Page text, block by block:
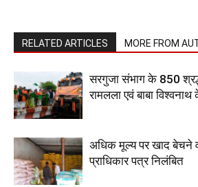
RELATED ARTICLES MORE FROM
सरगुजा संभाग के 850
रामलला एवं बाबा
अधिक मूल्य पर खाद बेचने
प्राधिकार पत्र निलंबित